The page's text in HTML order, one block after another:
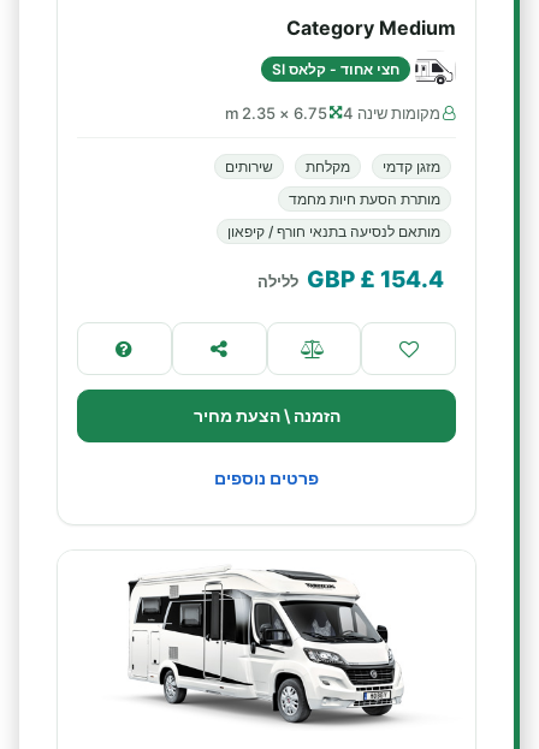
Category Medium
חצי אחוד - קלאס SI
מקומות שינה 4 6.75 × 2.35 m
מזגן קדמי מקלחת
שירותים
מותרת הסעת חיות מחמד
מותאם לנסיעה בתנאי חורף / קיפאון
154.4
£ GBP ללילה
הזמנה \ הצעת מחיר
פרטים נוספים